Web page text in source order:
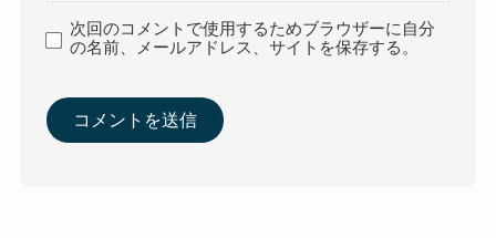
次回のコメントで使用するためブラウザーに自分
の名前、メールアドレス、サイトを保存する。